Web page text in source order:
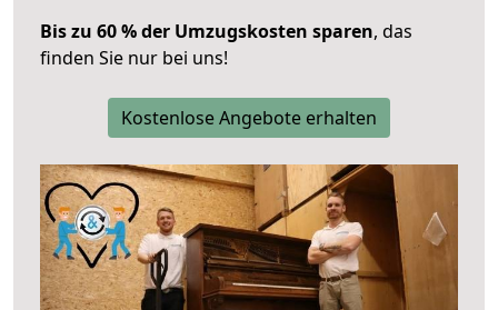
Bis zu 60 % der Umzugskosten sparen, das
finden Sie nur bei uns!
Kostenlose Angebote erhalten